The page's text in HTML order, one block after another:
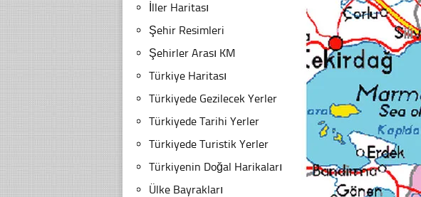
İller Haritası
Şehir Resimleri
Şehirler Arası KM
Türkiye Haritası
Türkiyede Gezilecek Yerler
Türkiyede Tarihi Yerler
Türkiyede Turistik Yerler
Türkiyenin Doğal Harikaları
Ülke Bayrakları